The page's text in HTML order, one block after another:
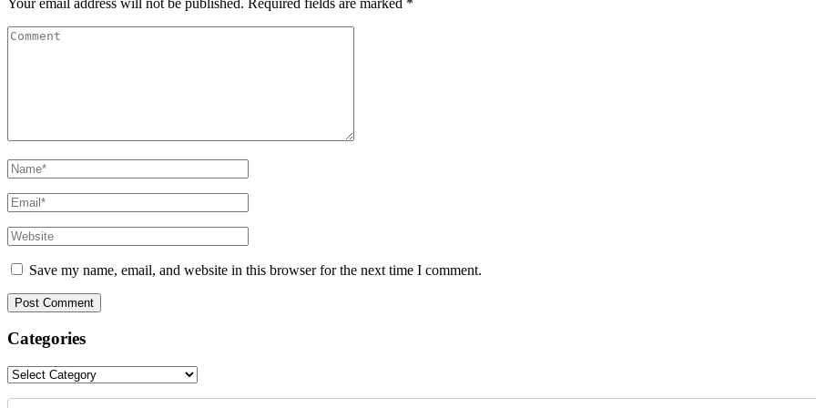
Save my name, email, and website in this browser for the next time I comment.
Categories
Categories